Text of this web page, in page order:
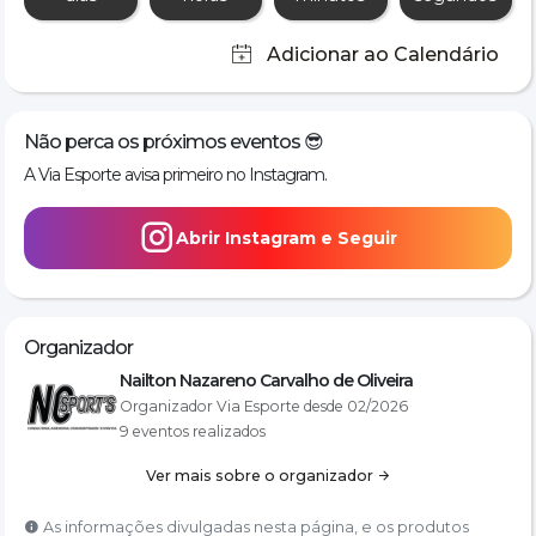
🥇 Troféu Top 3 Faixas Etárias
A prova contará com organização e cronometragem da NC
a experiência.
desafio, esta é a oportunidade de provar que a determinação
fala mais alto que qualquer obstáculo.
🎯 Supere seus limites. Vença todos os obstáculos.
﻿MISSÃO DADA É MISSÃO CUMPRIDA! 🔥
Não perca os próximos eventos 😎
A Via Esporte avisa primeiro no Instagram.
Abrir Instagram e Seguir
Organizador
Nailton Nazareno Carvalho de Oliveira
Organizador Via Esporte desde 02/2026
9 eventos realizados
Ver mais sobre o organizador
As informações divulgadas nesta página, e os produtos